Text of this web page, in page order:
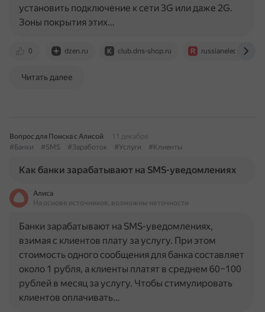
0 dzen.ru club.dns-shop.ru
установить подключение к сети 3G или даже 2G.
Зоны покрытия этих…
Читать далее
Вопрос для Поиска с Алисой
11 декабря
#Банки
#SMS #Заработок #Услуги #Клиенты
Как банки зарабатывают на SMS-уведомлениях
Алиса
На основе источников, возможны неточности
Банки зарабатывают на SMS-уведомлениях,
взимая с клиентов плату за услугу. При этом
стоимость одного сообщения для банка составляет
около 1 рубля, а клиенты платят в среднем 60–100
рублей в месяц за услугу. Чтобы стимулировать
клиентов оплачивать…